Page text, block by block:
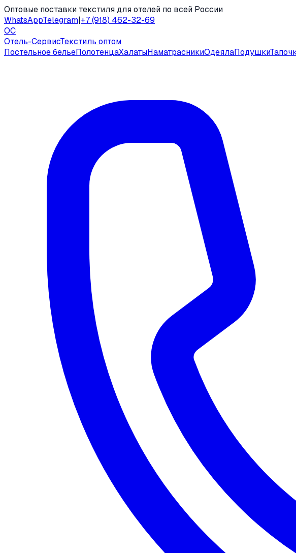
Оптовые поставки текстиля для отелей по всей России
WhatsAppTelegram|+7 (918) 462-32-69
ОС
Отель-СервисТекстиль оптом
Постельное бельеПолотенцаХалатыНаматрасникиОдеялаПодушки